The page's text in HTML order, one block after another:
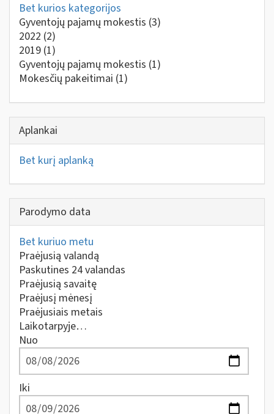
Bet kurios kategorijos
Gyventojų pajamų mokestis (3)
2022 (2)
2019 (1)
Gyventojų pajamų mokestis (1)
Mokesčių pakeitimai (1)
Aplankai
Bet kurį aplanką
Parodymo data
Bet kuriuo metu
Praėjusią valandą
Paskutines 24 valandas
Praėjusią savaitę
Praėjusį mėnesį
Praėjusiais metais
Laikotarpyje…
Nuo
Iki